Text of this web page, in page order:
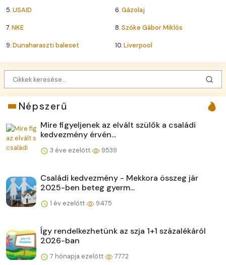
5.USAID 6.Gázolaj
7.NKE 8.Szőke Gábor Miklós
9.Dunaharaszti baleset 10.Liverpool
Népszerű
Mire figyeljenek az elvált szülők a családi
kedvezmény érvén...
3 éve ezelőtt 9539
Családi kedvezmény - Mekkora összeg jár
2025-ben beteg gyerm...
1 év ezelőtt 9475
Így rendelkezhetünk az szja 1+1 százalékáról
2026-ban
7 hónapja ezelőtt 7772